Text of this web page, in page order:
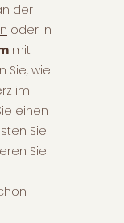
der
oder in
mit
Sie, wie
im
einen
Sie
Sie